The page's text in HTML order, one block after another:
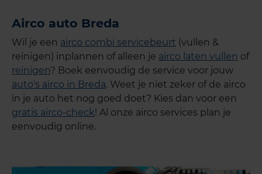
Airco auto Breda
Wil je een airco combi servicebeurt (vullen &
reinigen) inplannen of alleen je airco laten vullen of
reinigen? Boek eenvoudig de service voor jouw
auto's airco in Breda. Weet je niet zeker of de airco
in je auto het nog goed doet? Kies dan voor een
gratis airco-check! Al onze airco services plan je
eenvoudig online.